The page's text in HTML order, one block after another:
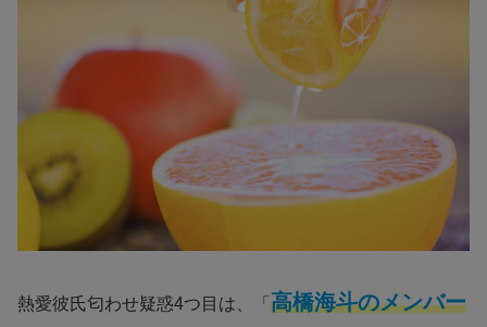
熱愛彼氏匂わせ疑惑4つ目は、「 高橋海斗のメンバー